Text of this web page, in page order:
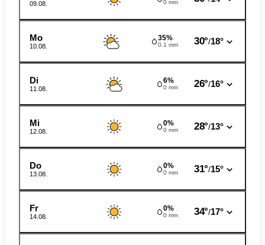
09.08. 0 mm
Mo
10.08.
35%
0.1 mm 30°/18°
Di
11.08.
6%
0 mm 26°/16°
Mi
12.08.
0%
0 mm 28°/13°
Do
13.08.
0%
0 mm 31°/15°
Fr
14.08.
0%
0 mm 34°/17°